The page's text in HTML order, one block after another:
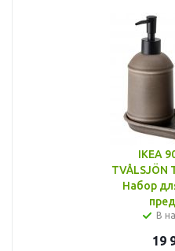
IKEA
Набор
В
19